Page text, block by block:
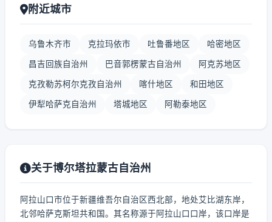
附近城市
乌鲁木齐市 克拉玛依市 吐鲁番地区 哈密地区
昌吉回族自治州 巴音郭楞蒙古自治州 阿克苏地区
克孜勒苏柯尔克孜自治州 喀什地区 和田地区
伊犁哈萨克自治州 塔城地区 阿勒泰地区
关于博尔塔拉蒙古自治州
阿拉山口市位于新疆维吾尔自治区西北部，地处艾比湖东岸，
北邻哈萨克斯坦共和国。其名称源于阿拉山口口岸，该口岸是